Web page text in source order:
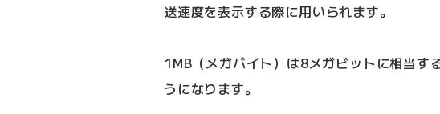
送速度を表示する際に用いられます。
1MB（メガバイト）は8メガビットに相当す
うになります。